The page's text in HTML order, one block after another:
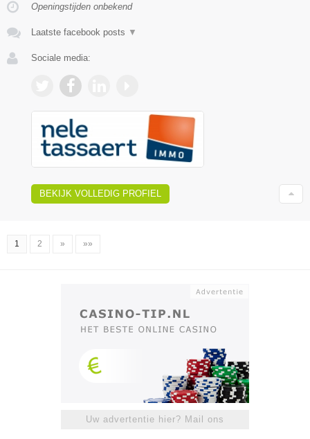
Openingstijden onbekend
Laatste facebook posts ▼
Sociale media:
BEKIJK VOLLEDIG PROFIEL
1 2 » »»
Uw advertentie hier? Mail ons